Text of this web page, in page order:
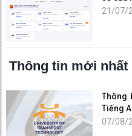
21/07/
Thông tin mới nhất
Thông
Tiếng
07/08/